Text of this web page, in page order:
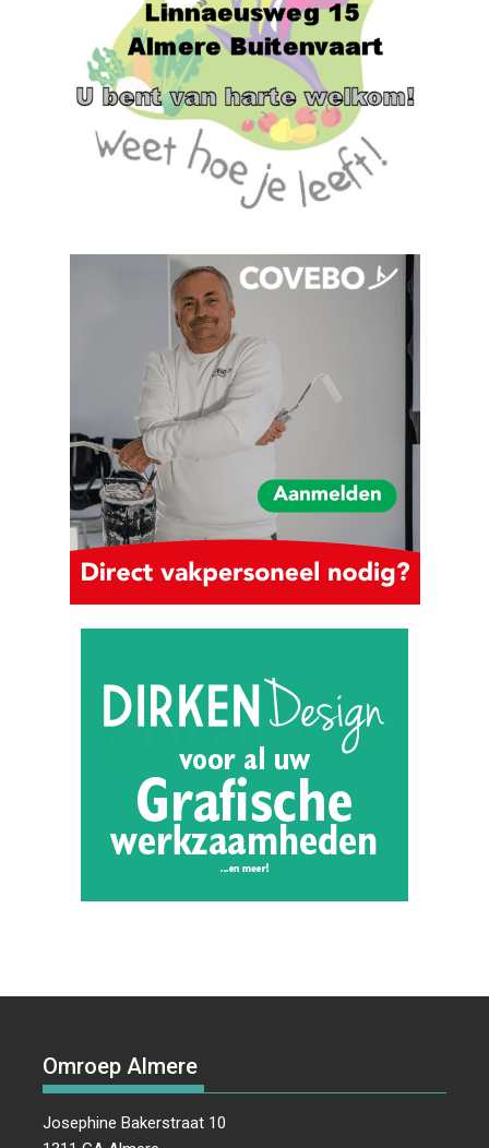
Omroep Almere
Josephine Bakerstraat 10